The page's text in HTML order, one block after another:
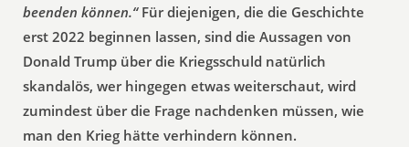
beenden können.“Für diejenigen, die die Geschichte
erst 2022 beginnen lassen, sind die Aussagen von
Donald Trump über die Kriegsschuld natürlich
skandalös, wer hingegen etwas weiterschaut, wird
zumindest über die Frage nachdenken müssen, wie
man den Krieg hätte verhindern können.